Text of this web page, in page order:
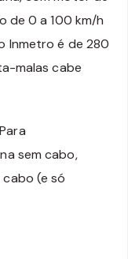
de 0 a 100 km/h
Inmetro é de 280
malas cabe
sem cabo,
(e só